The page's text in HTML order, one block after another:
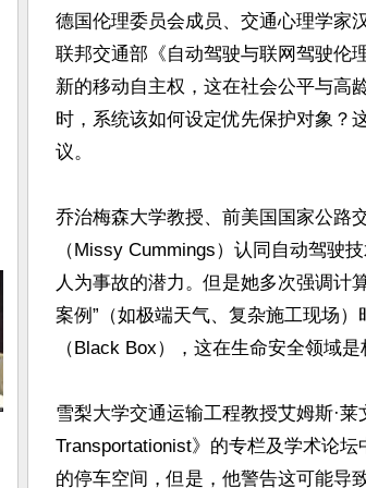
德国伦理委员会成员、交通心理学家
联邦交通部《自动驾驶与联网驾驶伦
新的移动自主权，这在社会公平与高
时，系统该如何设定优先保护对象？
议。
乔治梅森大学教授、前美国国家公路
（Missy Cummings）认同自动驾驶
人为事故的潜力。但是她多次强调计
案例”（如极端天气、复杂施工现场
（Black Box），这在生命安全领域是
雪梨大学交通运输工程教授艾姆斯·
Transportationist》的专栏及学术论
的停车空间，但是，他警告这可能导